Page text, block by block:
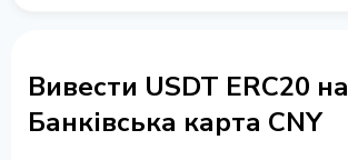
Вивести USDT ERC20 на
Банківська карта CNY